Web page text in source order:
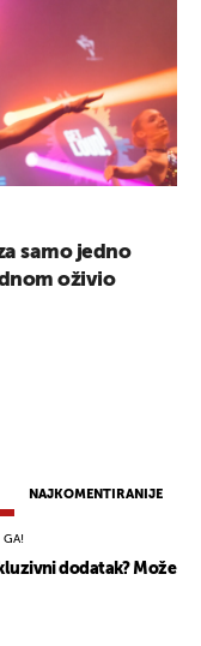
NAJKOMENTIRANIJE
GA!
dodatak? Može
samo jedno
oživio